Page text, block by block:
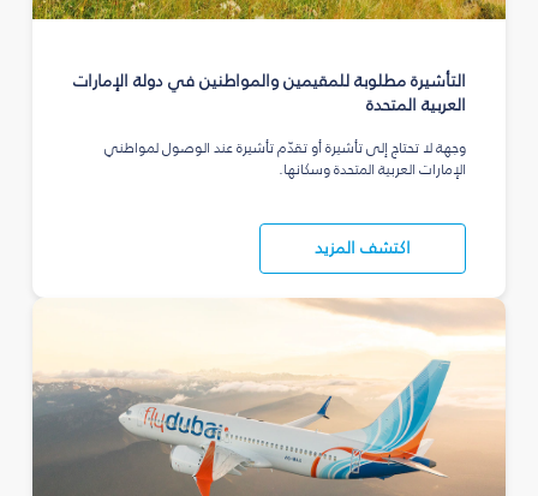
التأشيرة مطلوبة للمقيمين والمواطنين في دولة الإمارات
العربية المتحدة
وجهة لا تحتاج إلى تأشيرة أو تقدّم تأشيرة عند الوصول لمواطني
الإمارات العربية المتحدة وسكانها.
اكتشف المزيد